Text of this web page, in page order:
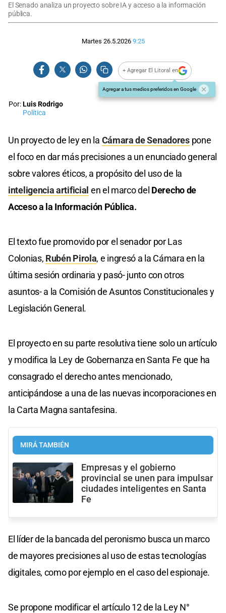
El Senado analiza un proyecto sobre IA y acceso a la información
pública.
Martes 26.5.2026 9:25
+ Agregar El Litoral en
Agregar a tus medios preferidos en Google
Por:Luis Rodrigo
Política
Un proyecto de ley en la Cámara de Senadorespone
el foco en dar más precisiones a un enunciado general
sobre valores éticos, a propósito del uso de la
inteligencia artificial en el marco del Derecho de
Acceso a la Información Pública.
El texto fue promovido por el senador por Las
Colonias, Rubén Pirola, e ingresó a la Cámara en la
última sesión ordinaria y pasó- junto con otros
asuntos- a la Comisión de Asuntos Constitucionales y
Legislación General.
El proyecto en su parte resolutiva tiene solo un artículo
y modifica la Ley de Gobernanza en Santa Fe que ha
consagrado el derecho antes mencionado,
anticipándose a una de las nuevas incorporaciones en
la Carta Magna santafesina.
MIRÁ TAMBIÉN
Empresas y el gobierno
provincial se unen para impulsar
ciudades inteligentes en Santa
Fe
El líder de la bancada del peronismo busca un marco
de mayores precisiones al uso de estas tecnologías
digitales, como por ejemplo en el caso del espionaje.
Se propone modificar el artículo 12 de la Ley N°